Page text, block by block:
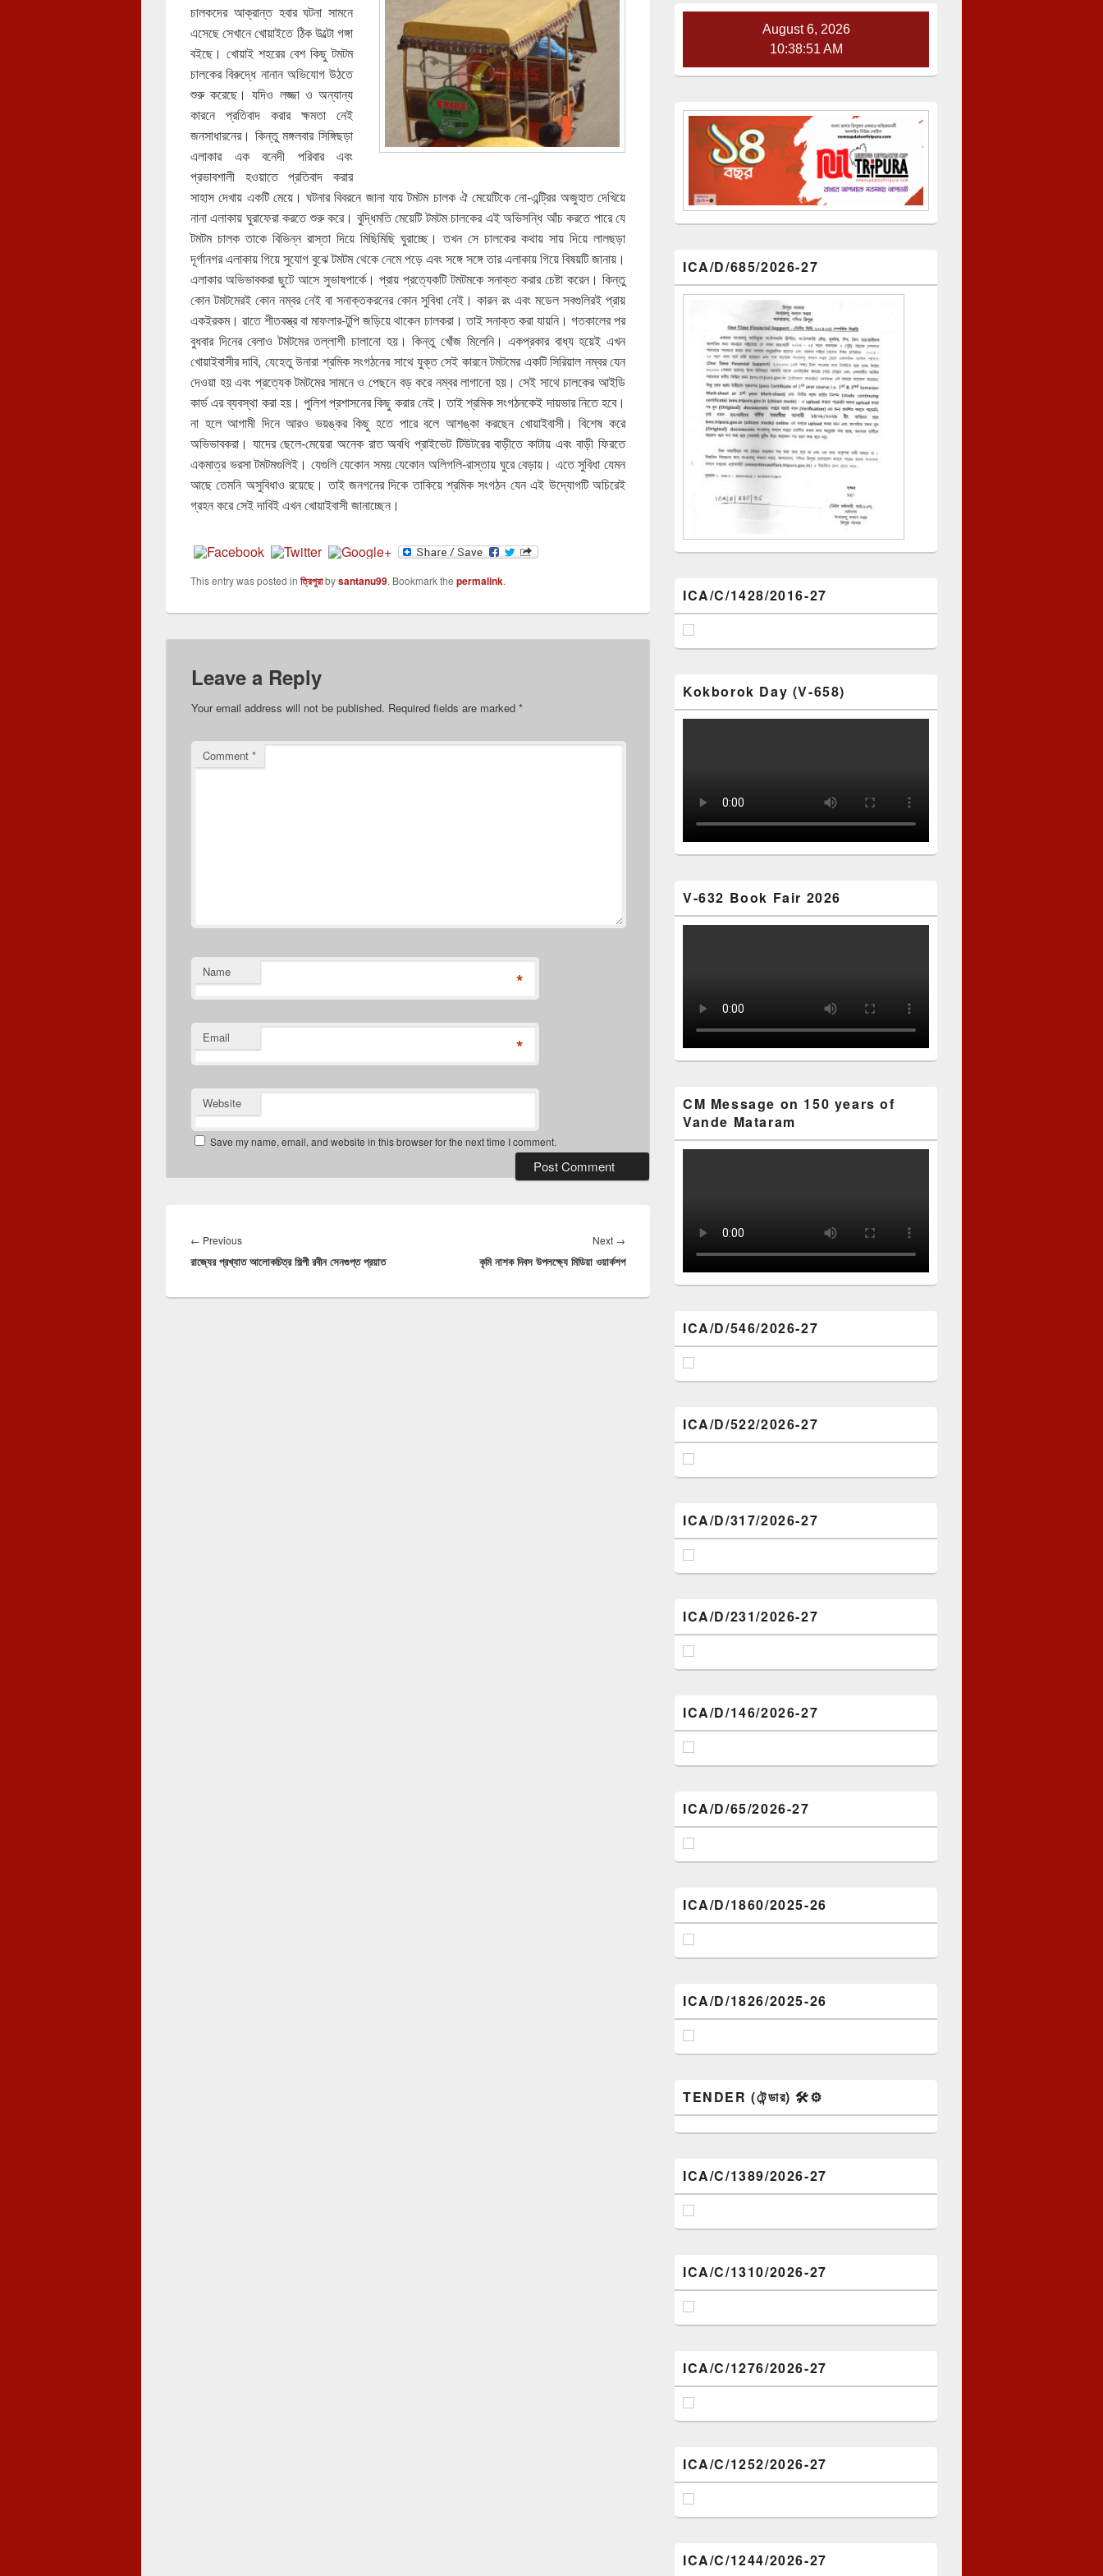
চালকদের আক্রান্ত হবার ঘটনা সামনে
এসেছে সেখানে খোয়াইতে ঠিক উল্টো গঙ্গা
বইছে। খোয়াই শহরের বেশ কিছু টমটম
চালকের বিরুদ্ধে নানান অভিযোগ উঠতে
শুরু করেছে। যদিও লজ্জা ও অন্যান্য
কারনে প্রতিবাদ করার ক্ষমতা নেই
জনসাধারনের। কিন্তু মঙ্গলবার সিঙ্গিছড়া
এলাকার এক বনেদী পরিবার এবং
প্রভাবশালী হওয়াতে প্রতিবাদ করার
সাহাস দেখায় একটি মেয়ে। ঘটনার বিবরনে জানা যায় টমটম চালক ঐ মেয়েটিকে নো-এন্ট্রির অজুহাত দেখিয়ে
নানা এলাকায় ঘুরাফেরা করতে শুরু করে। বুদ্ধিমতি মেয়েটি টমটম চালকের এই অভিসন্ধি আঁচ করতে পারে যে
টমটম চালক তাকে বিভিন্ন রাস্তা দিয়ে মিছিমিছি ঘুরাচ্ছে। তখন সে চালকের কথায় সায় দিয়ে লালছড়া
দূর্গানগর এলাকায় গিয়ে সুযোগ বুঝে টমটম থেকে নেমে পড়ে এবং সঙ্গে সঙ্গে তার এলাকায় গিয়ে বিষয়টি জানায়।
এলাকার অভিভাবকরা ছুটে আসে সুভাষপার্কে। প্রায় প্রত্যেকটি টমটমকে সনাক্ত করার চেষ্টা করেন। কিন্তু
কোন টমটমেরই কোন নম্বর নেই বা সনাক্তকরনের কোন সুবিধা নেই। কারন রং এবং মডেল সবগুলিরই প্রায়
একইরকম। রাতে শীতবস্ত্র বা মাফলার-টুপি জড়িয়ে থাকেন চালকরা। তাই সনাক্ত করা যায়নি। গতকালের পর
বুধবার দিনের বেলাও টমটমের তল্লাশী চালানো হয়। কিন্তু খোঁজ মিলেনি। একপ্রকার বাধ্য হয়েই এখন
খোয়াইবাসীর দাবি, যেহেতু উনারা শ্রমিক সংগঠনের সাথে যুক্ত সেই কারনে টমটমের একটি সিরিয়াল নম্বর যেন
দেওয়া হয় এবং প্রত্যেক টমটমের সামনে ও পেছনে বড় করে নম্বর লাগানো হয়। সেই সাথে চালকের আইডি
কার্ড এর ব্যবস্থা করা হয়। পুলিশ প্রশাসনের কিছু করার নেই। তাই শ্রমিক সংগঠনকেই দায়ভার নিতে হবে।
না হলে আগামী দিনে আরও ভয়ঙ্কর কিছু হতে পারে বলে আশঙ্কা করছেন খোয়াইবাসী। বিশেষ করে
অভিভাবকরা। যাদের ছেলে-মেয়েরা অনেক রাত অবধি প্রাইভেট টিউটরের বাড়ীতে কাটায় এবং বাড়ী ফিরতে
একমাত্র ভরসা টমটমগুলিই। যেগুলি যেকোন সময় যেকোন অলিগলি-রাস্তায় ঘুরে বেড়ায়। এতে সুবিধা যেমন
আছে তেমনি অসুবিধাও রয়েছে। তাই জনগনের দিকে তাকিয়ে শ্রমিক সংগঠন যেন এই উদ্যোগটি অচিরেই
গ্রহন করে সেই দাবিই এখন খোয়াইবাসী জানাচ্ছেন।
This entry was posted in ত্রিপুরাbysantanu99. Bookmark the permalink.
Leave a Reply
Your email address will not be published. Required fields are marked *
Comment *
Name *
Email *
Website
Save my name, email, and website in this browser for the next time I comment.
navigation
← PreviousPrevious
post:
রাজ্যের প্রখ্যাত আলোকচিত্র শিল্পী রবীন সেনগুপ্ত প্রয়াত
Next →
post:
কৃমি নাশক দিবস উপলক্ষ্যে মিডিয়া ওয়ার্কশপ
August 6, 2026
10:38:52 AM
ICA/D/685/2026-27
ICA/C/1428/2016-27
Kokborok Day (V-658)
V-632 Book Fair 2026
CM Message on 150 years of
Vande Mataram
ICA/D/546/2026-27
ICA/D/522/2026-27
ICA/D/317/2026-27
ICA/D/231/2026-27
ICA/D/146/2026-27
ICA/D/65/2026-27
ICA/D/1860/2025-26
ICA/D/1826/2025-26
TENDER (টেন্ডার) 🛠️⚙️
ICA/C/1389/2026-27
ICA/C/1310/2026-27
ICA/C/1276/2026-27
ICA/C/1252/2026-27
ICA/C/1244/2026-27